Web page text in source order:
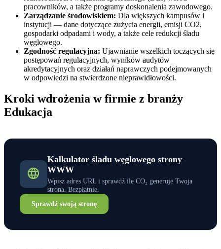
pracowników, a także programy doskonalenia zawodowego.
Zarządzanie środowiskiem: Dla większych kampusów i
instytucji — dane dotyczące zużycia energii, emisji CO2,
gospodarki odpadami i wody, a także cele redukcji śladu
węglowego.
Zgodność regulacyjna: Ujawnianie wszelkich toczących się
postępowań regulacyjnych, wyników audytów
akredytacyjnych oraz działań naprawczych podejmowanych
w odpowiedzi na stwierdzone nieprawidłowości.
Kroki wdrożenia w firmie z branży
Edukacja
Kalkulator śladu węglowego strony
WWW
Wpisz adres URL i sprawdź ile CO₂ generuje Twoja
strona. Bezpłatnie.
Sprawdź swoją stronę